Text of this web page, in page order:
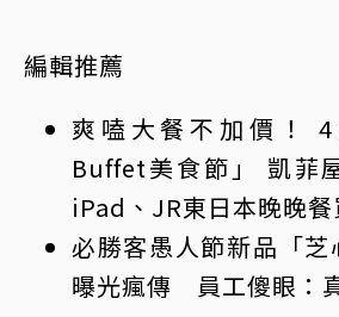
編輯推薦
爽嗑大餐不加價！
Buffet美食節」 凱菲
iPad、JR東日本晚晚
必勝客愚人節新品「芝
曝光瘋傳 員工傻眼：